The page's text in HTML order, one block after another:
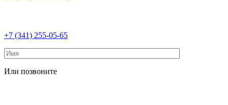
+7 (341) 255-05-65
Или позвоните